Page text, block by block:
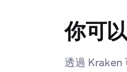
你可
透過 Kraken